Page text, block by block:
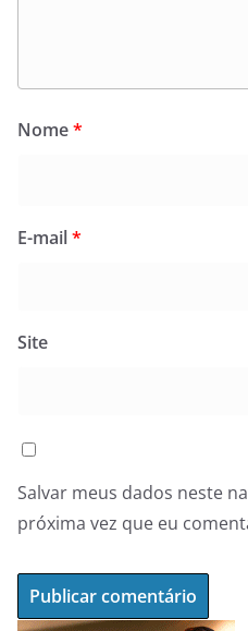
Nome*
E-mail*
Site
Salvar meus dados neste
próxima vez que eu